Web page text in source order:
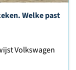
Welke past
Volkswagen